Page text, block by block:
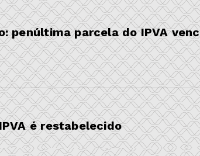
penúltima parcela do IPVA
é restabelecido